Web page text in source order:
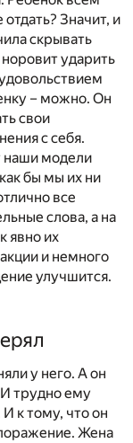
Значит, и
скрывать
ударить
– можно. Он
свои
с себя.
наши модели
бы мы их ни
все
слова, а на
явно их
и немного
улучшится.
у него. А он
трудно ему
к тому, что он
Жена